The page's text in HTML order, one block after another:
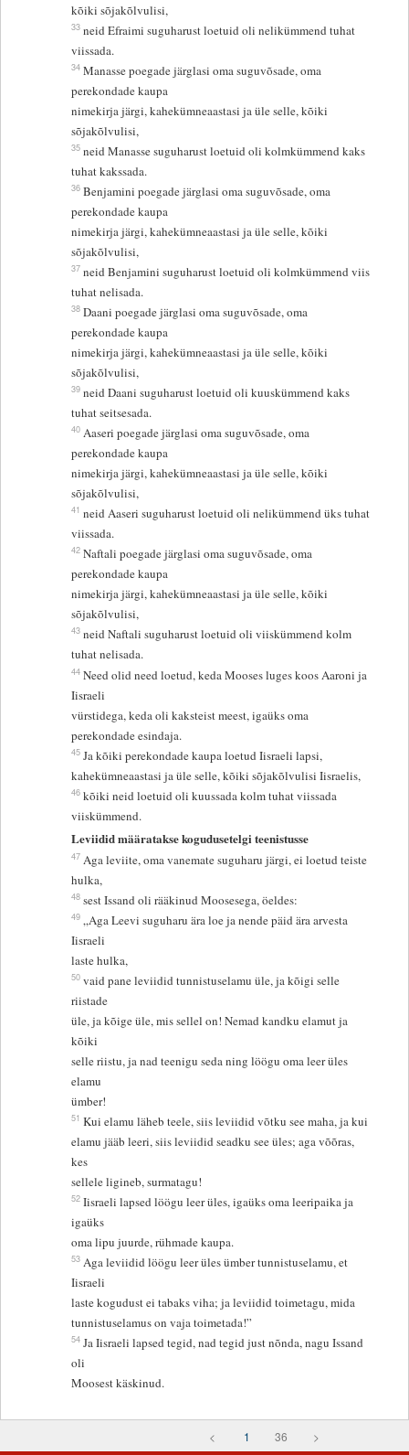
kõiki sõjakõlvulisi,
33 neid Efraimi suguharust loetuid oli nelikümmend tuhat
viissada.
34 Manasse poegade järglasi oma suguvõsade, oma
perekondade kaupa
nimekirja järgi, kahekümneaastasi ja üle selle, kõiki
sõjakõlvulisi,
35 neid Manasse suguharust loetuid oli kolmkümmend kaks
tuhat kakssada.
36 Benjamini poegade järglasi oma suguvõsade, oma
perekondade kaupa
nimekirja järgi, kahekümneaastasi ja üle selle, kõiki
sõjakõlvulisi,
37 neid Benjamini suguharust loetuid oli kolmkümmend viis
tuhat nelisada.
38 Daani poegade järglasi oma suguvõsade, oma
perekondade kaupa
nimekirja järgi, kahekümneaastasi ja üle selle, kõiki
sõjakõlvulisi,
39 neid Daani suguharust loetuid oli kuuskümmend kaks
tuhat seitsesada.
40 Aaseri poegade järglasi oma suguvõsade, oma
perekondade kaupa
nimekirja järgi, kahekümneaastasi ja üle selle, kõiki
sõjakõlvulisi,
41 neid Aaseri suguharust loetuid oli nelikümmend üks tuhat
viissada.
42 Naftali poegade järglasi oma suguvõsade, oma
perekondade kaupa
nimekirja järgi, kahekümneaastasi ja üle selle, kõiki
sõjakõlvulisi,
43 neid Naftali suguharust loetuid oli viiskümmend kolm
tuhat nelisada.
44 Need olid need loetud, keda Mooses luges koos Aaroni ja
Iisraeli
vürstidega, keda oli kaksteist meest, igaüks oma
perekondade esindaja.
45 Ja kõiki perekondade kaupa loetud Iisraeli lapsi,
kahekümneaastasi ja üle selle, kõiki sõjakõlvulisi Iisraelis,
46 kõiki neid loetuid oli kuussada kolm tuhat viissada
viiskümmend.
Leviidid määratakse kogudusetelgi teenistusse
47 Aga leviite, oma vanemate suguharu järgi, ei loetud teiste
hulka,
48 sest Issand oli rääkinud Moosesega, öeldes:
49 „Aga Leevi suguharu ära loe ja nende päid ära arvesta
Iisraeli
laste hulka,
50 vaid pane leviidid tunnistuselamu üle, ja kõigi selle
riistade
üle, ja kõige üle, mis sellel on! Nemad kandku elamut ja
kõiki
selle riistu, ja nad teenigu seda ning löögu oma leer üles
elamu
ümber!
51 Kui elamu läheb teele, siis leviidid võtku see maha, ja kui
elamu jääb leeri, siis leviidid seadku see üles; aga võõras,
kes
sellele ligineb, surmatagu!
52 Iisraeli lapsed löögu leer üles, igaüks oma leeripaika ja
igaüks
oma lipu juurde, rühmade kaupa.
53 Aga leviidid löögu leer üles ümber tunnistuselamu, et
Iisraeli
laste kogudust ei tabaks viha; ja leviidid toimetagu, mida
tunnistuselamus on vaja toimetada!”
54 Ja Iisraeli lapsed tegid, nad tegid just nõnda, nagu Issand
oli
Moosest käskinud.
< 1 36 >